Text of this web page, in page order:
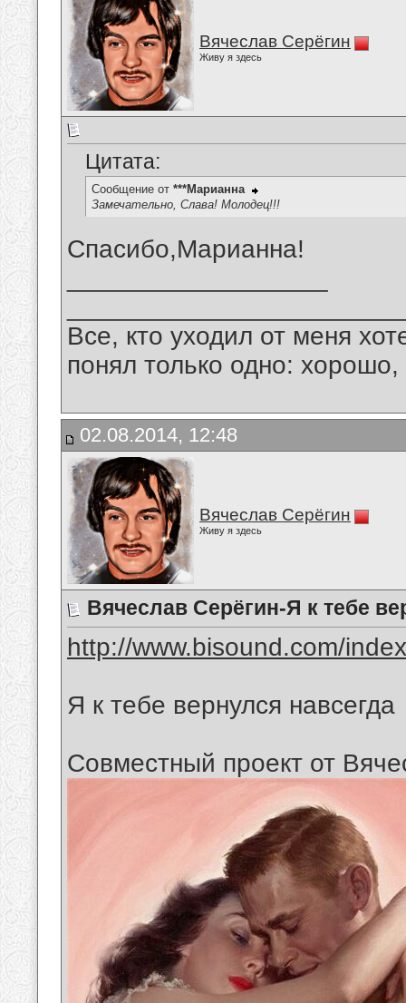
Вячеслав Серёгин
Живу я здесь
Цитата:
Сообщение от ***Марианна
Замечательно, Слава! Молодец!!!
Спасибо,Марианна!
Все, кто уходил от меня
понял только одно:
02.08.2014, 12:48
Вячеслав Серёгин
Живу я здесь
Вячеслав Серёгин-Я к тебе
http://www.bisound.com/
Я к тебе вернулся навсегда
Совместный проект от